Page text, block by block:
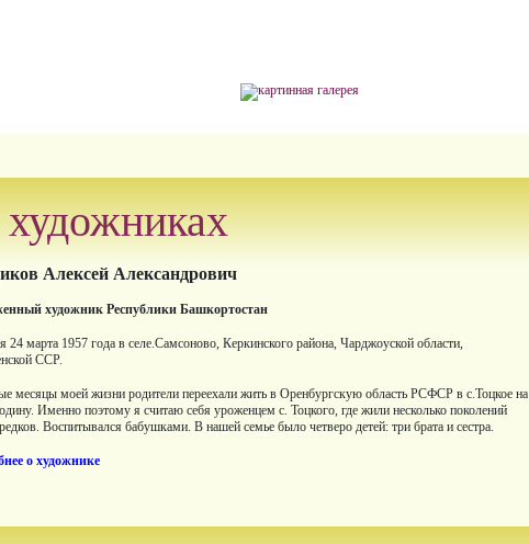
Алексей Александрович
художник Республики Башкортостан
24 марта 1957 года в селе.Самсоново, Керкинского района, Чарджоуской области,
ССР.
месяцы моей жизни родители переехали жить в Оренбургскую область РСФСР в с.Тоцкое на
Именно поэтому я считаю себя уроженцем с. Тоцкого, где жили несколько поколений
Воспитывался бабушками. В нашей семье было четверо детей: три брата и сестра.
о художнике